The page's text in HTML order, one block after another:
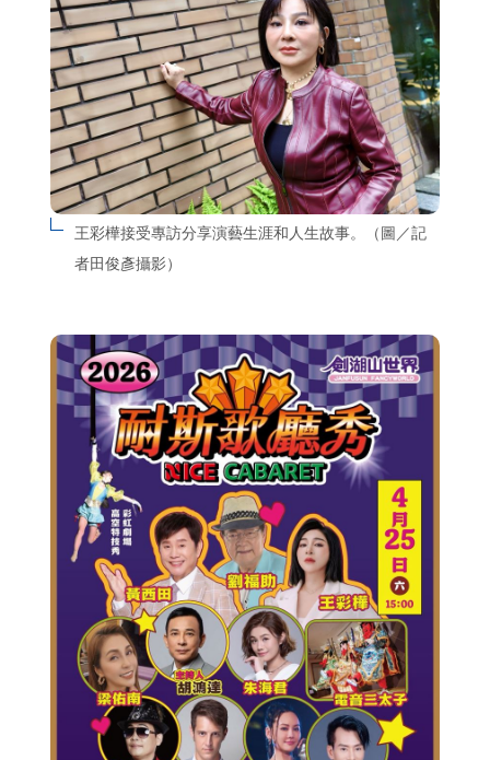
王彩樺接受專訪分享演藝生涯和人生故事。（圖／記
者田俊彥攝影）